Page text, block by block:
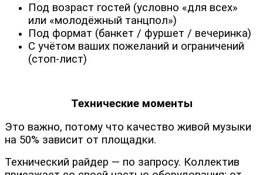
Под возраст гостей (условно «для всех»
или «молодёжный танцпол»)
Под формат (банкет / фуршет / вечеринка)
С учётом ваших пожеланий и ограничений
(стоп-лист)
Технические моменты
Это важно, потому что качество живой музыки
на 50% зависит от площадки.
Технический райдер — по запросу. Коллектив